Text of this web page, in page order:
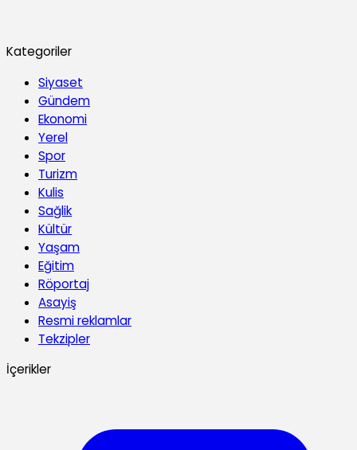
Kategoriler
Siyaset
Gündem
Ekonomi
Yerel
Spor
Turizm
Kulis
Sağlik
Kültür
Yaşam
Eğitim
Röportaj
Asayiş
Resmi reklamlar
Tekzipler
İçerikler